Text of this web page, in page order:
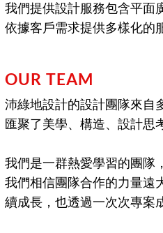
我們提供設計服務包含平面
依據客戶需求提供多樣化的
OUR TEAM
沛綠地設計的設計團隊來自
匯聚了美學、構造、設計思
我們是一群熱愛學習的團隊
我們相信團隊合作的力量遠
續成長，也透過一次次專案